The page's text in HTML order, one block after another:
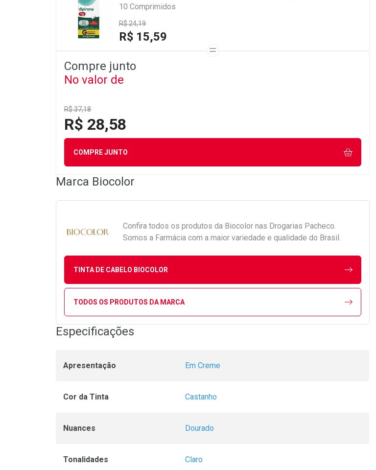
10 Comprimidos
R$ 24,19
R$ 15,59
Compre junto
No valor de
R$ 37,18
R$ 28,58
COMPRE JUNTO
Marca Biocolor
Confira todos os produtos da Biocolor nas Drogarias Pacheco.
Somos a Farmácia com a maior variedade e qualidade do Brasil.
TINTA DE CABELO BIOCOLOR
TODOS OS PRODUTOS DA MARCA
Especificações
Apresentação Em Creme
Cor da Tinta Castanho
Nuances Dourado
Tonalidades Claro